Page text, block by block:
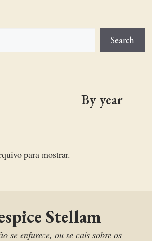
Search
By year
para mostrar.
Stellam
se enfurece, ou se cais sobre os